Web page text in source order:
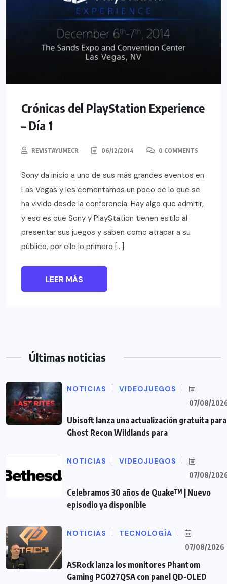
Crónicas del PlayStation Experience
– Día 1
REVISTAYUMECR 06/12/2014 0 COMMENTS
Sony da inicio a uno de sus más grandes eventos en
Las Vegas y les comentamos un poco de lo que se
ha vivido desde la conferencia. Hay algo que admitir,
y eso es que Sony y PlayStation tienen estilo al
presentar sus juegos y saben como atrapar a su
público, por ello lo primero […]
LEER MÁS
Últimas noticias
NOTICIAS VIDEOJUEGOS
07/08/
Ubisoft lanza una actualización gratuita para
Ghost Recon Wildlands para
NOTICIAS VIDEOJUEGOS
07/08/
Celebramos 30 años de Quake™ | Nuevo
episodio ya disponible
NOTICIAS TECNOLOGÍA
07/08/2026
ASRock lanza los monitores Phantom
Gaming PGO27QSA con panel QD-OLED